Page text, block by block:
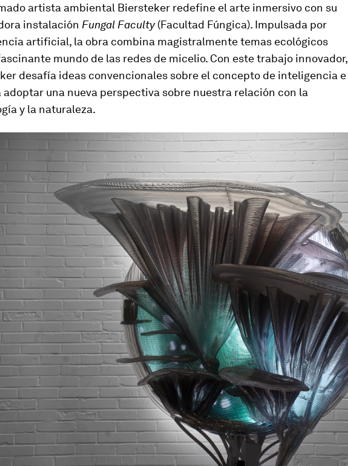
artista ambiental Biersteker redefine el arte inmersivo con su
instalación Fungal Faculty(Facultad Fúngica). Impulsada por
artificial, la obra combina magistralmente temas ecológicos
mundo de las redes de micelio. Con este trabajo innovador,
desafía ideas convencionales sobre el concepto de inteligencia e
adoptar una nueva perspectiva sobre nuestra relación con la
y la naturaleza.